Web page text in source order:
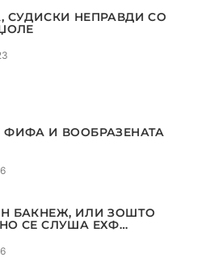
СУДИСКИ НЕПРАВДИ СО
ФИФА И ВООБРАЗЕНАТА
БАКНЕЖ, ИЛИ ЗОШТО
СЕ СЛУША ЕХФ